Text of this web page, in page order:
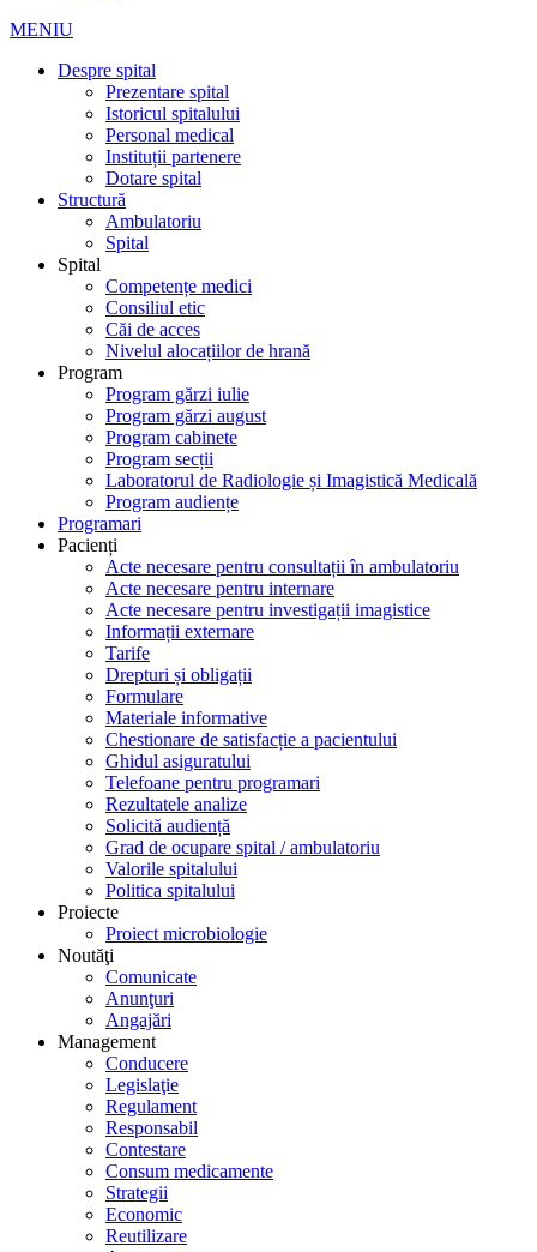
MENIU
Despre spital
Prezentare spital
Istoricul spitalului
Personal medical
Instituții partenere
Dotare spital
Structură
Ambulatoriu
Spital
Spital
Competențe medici
Consiliul etic
Căi de acces
Nivelul alocațiilor de hrană
Program
Program gărzi iulie
Program gărzi august
Program cabinete
Program secții
Laboratorul de Radiologie și Imagistică Medicală
Program audiențe
Programari
Pacienți
Acte necesare pentru consultații în ambulatoriu
Acte necesare pentru internare
Acte necesare pentru investigații imagistice
Informații externare
Tarife
Drepturi și obligații
Formulare
Materiale informative
Chestionare de satisfacție a pacientului
Ghidul asiguratului
Telefoane pentru programari
Rezultatele analize
Solicită audiență
Grad de ocupare spital / ambulatoriu
Valorile spitalului
Politica spitalului
Proiecte
Proiect microbiologie
Noutăţi
Comunicate
Anunţuri
Angajări
Management
Conducere
Legislaţie
Regulament
Responsabil
Contestare
Consum medicamente
Strategii
Economic
Reutilizare